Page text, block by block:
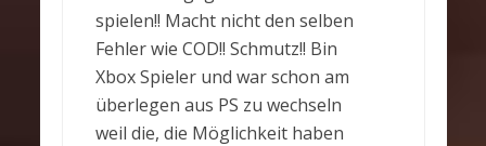
spielen!! Macht nicht den selben
Fehler wie COD!! Schmutz!! Bin
Xbox Spieler und war schon am
überlegen aus PS zu wechseln
weil die, die Möglichkeit haben